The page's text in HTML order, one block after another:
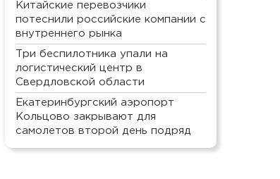
Китайские перевозчики
потеснили российские компании с
внутреннего рынка
Три беспилотника упали на
логистический центр в
Свердловской области
Екатеринбургский аэропорт
Кольцово закрывают для
самолетов второй день подряд